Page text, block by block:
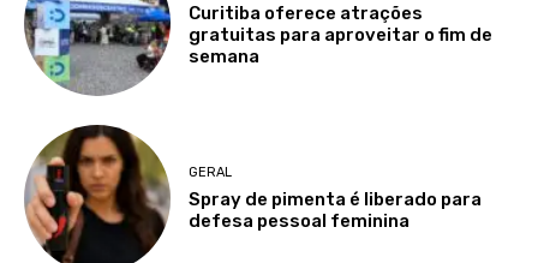
Curitiba oferece atrações
gratuitas para aproveitar o fim de
semana
GERAL
Spray de pimenta é liberado para
defesa pessoal feminina